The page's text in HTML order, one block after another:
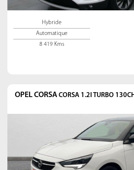
Hybride
Automatique
8 419 Kms
OPEL CORSA CORSA 1.2I TURBO